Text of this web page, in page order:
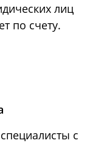
лиц
по счету.
с